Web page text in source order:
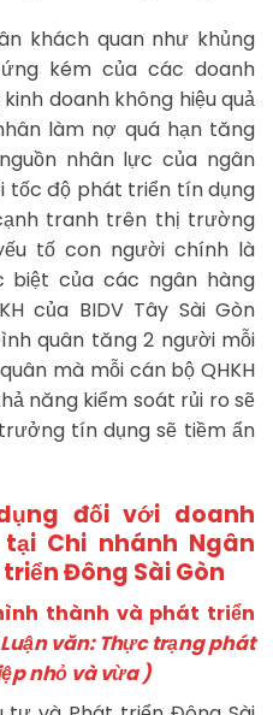
khách quan như khủng
kém của các doanh
doanh không hiệu quả
làm nợ quá hạn tăng
nhân lực của ngân
tốc độ phát triển tín dụng
tranh trên thị trường
tố con người chính là
biệt của các ngân hàng
của BIDV Tây Sài Gòn
quân tăng 2 người mỗi
mà mỗi cán bộ QHKH
năng kiểm soát rủi ro sẽ
tín dụng sẽ tiềm ẩn
đối với doanh
Chi nhánh Ngân
Đông Sài Gòn
thành và phát triển
văn: Thực trạng phát
nhỏ và vừa )